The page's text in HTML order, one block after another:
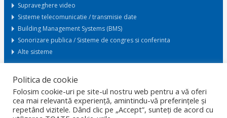
Supraveghere video
Sisteme telecomunicatie / transmisie date
Building Management Systems (BMS)
Sonorizare publica / Sisteme de congres si conferinta
Alte sisteme
ACASA GDPR PROTECTIA DATELOR
CARIERE
Politica de cookie
Folosim cookie-uri pe site-ul nostru web pentru a vă oferi
cea mai relevantă experiență, amintindu-vă preferințele și
repetând vizitele. Dând clic pe „Accept”, sunteți de acord cu